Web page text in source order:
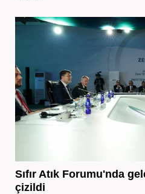
Sıfır Atık Forumu'nda
çizildi